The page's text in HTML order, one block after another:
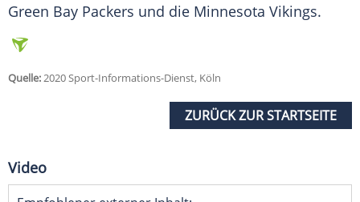
Green Bay Packers und die Minnesota Vikings.
Quelle:2020 Sport-Informations-Dienst, Köln
ZURÜCK ZUR STARTSEITE
Video